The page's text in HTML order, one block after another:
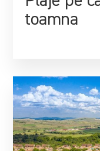
toamna